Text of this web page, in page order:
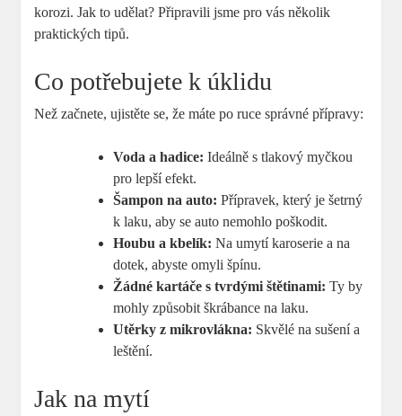
korozi. Jak to udělat? Připravili jsme pro vás několik
praktických tipů.
Co potřebujete k úklidu
Než začnete, ujistěte se, že máte po ruce správné přípravy:
Voda a hadice: Ideálně s tlakový myčkou
pro lepší efekt.
Šampon na auto: Přípravek, který je šetrný
k laku, aby se auto nemohlo poškodit.
Houbu a kbelík: Na umytí karoserie a na
dotek, abyste omyli špínu.
Žádné kartáče s tvrdými štětinami: Ty by
mohly způsobit škrábance na laku.
Utěrky z mikrovlákna: Skvělé na sušení a
leštění.
Jak na mytí